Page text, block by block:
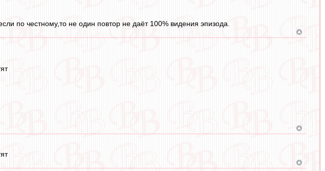
по честному,то не один повтор не даёт 100% видения эпизода.